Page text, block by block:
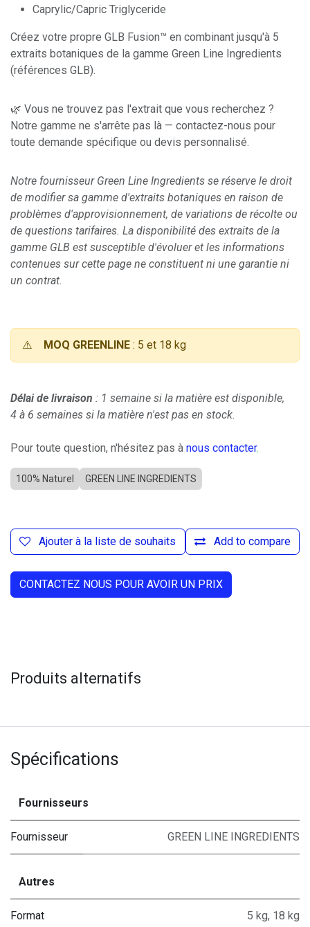
Caprylic/Capric Triglyceride
Créez votre propre GLB Fusion™ en combinant jusqu'à 5
extraits botaniques de la gamme Green Line Ingredients
(références GLB).
🌿 Vous ne trouvez pas l'extrait que vous recherchez ?
Notre gamme ne s'arrête pas là — contactez-nous pour
toute demande spécifique ou devis personnalisé.
Notre fournisseur Green Line Ingredients se réserve le droit
de modifier sa gamme d'extraits botaniques en raison de
problèmes d'approvisionnement, de variations de récolte ou
de questions tarifaires. La disponibilité des extraits de la
gamme GLB est susceptible d'évoluer et les informations
contenues sur cette page ne constituent ni une garantie ni
un contrat.
⚠️ MOQ GREENLINE : 5 et 18 kg
Délai de livraison : 1 semaine si la matière est disponible,
4 à 6 semaines si la matière n'est pas en stock.
Pour toute question, n'hésitez pas à nous contacter.
100% Naturel GREEN LINE INGREDIENTS
Add to compare
Ajouter à la liste de souhaits
CONTACTEZ NOUS POUR AVOIR UN PRIX
Produits alternatifs
Spécifications
Fournisseurs
Fournisseur GREEN LINE INGREDIENTS
Autres
Format 5 kg, 18 kg